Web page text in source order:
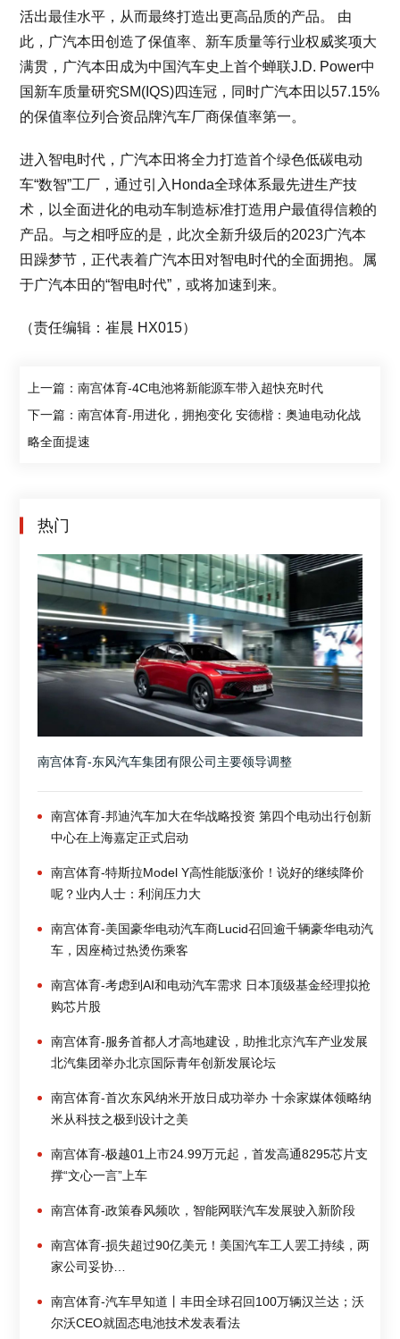
活出最佳水平，从而最终打造出更高品质的产品。 由
此，广汽本田创造了保值率、新车质量等行业权威奖项大
满贯，广汽本田成为中国汽车史上首个蝉联J.D. Power中
国新车质量研究SM(IQS)四连冠，同时广汽本田以57.15%
的保值率位列合资品牌汽车厂商保值率第一。
进入智电时代，广汽本田将全力打造首个绿色低碳电动
车“数智”工厂，通过引入Honda全球体系最先进生产技
术，以全面进化的电动车制造标准打造用户最值得信赖的
产品。与之相呼应的是，此次全新升级后的2023广汽本
田躁梦节，正代表着广汽本田对智电时代的全面拥抱。属
于广汽本田的“智电时代”，或将加速到来。
（责任编辑：崔晨 HX015）
上一篇：南宫体育-4C电池将新能源车带入超快充时代
下一篇：南宫体育-用进化，拥抱变化 安德楷：奥迪电动化战
略全面提速
热门
南宫体育-东风汽车集团有限公司主要领导调整
南宫体育-邦迪汽车加大在华战略投资 第四个电动出行创新
中心在上海嘉定正式启动
南宫体育-特斯拉Model Y高性能版涨价！说好的继续降价
呢？业内人士：利润压力大
南宫体育-美国豪华电动汽车商Lucid召回逾千辆豪华电动汽
车，因座椅过热烫伤乘客
南宫体育-考虑到AI和电动汽车需求 日本顶级基金经理拟抢
购芯片股
南宫体育-服务首都人才高地建设，助推北京汽车产业发展
北汽集团举办北京国际青年创新发展论坛
南宫体育-首次东风纳米开放日成功举办 十余家媒体领略纳
米从科技之极到设计之美
南宫体育-极越01上市24.99万元起，首发高通8295芯片支
撑“文心一言”上车
南宫体育-政策春风频吹，智能网联汽车发展驶入新阶段
南宫体育-损失超过90亿美元！美国汽车工人罢工持续，两
家公司妥协…
南宫体育-汽车早知道丨丰田全球召回100万辆汉兰达；沃
尔沃CEO就固态电池技术发表看法